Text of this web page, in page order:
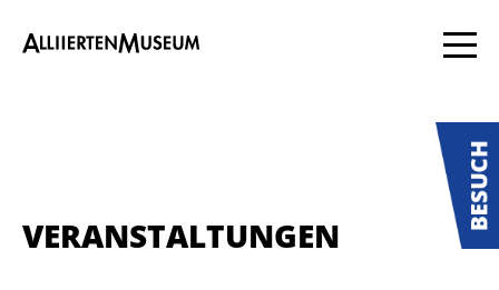
VERANSTALTUNGEN